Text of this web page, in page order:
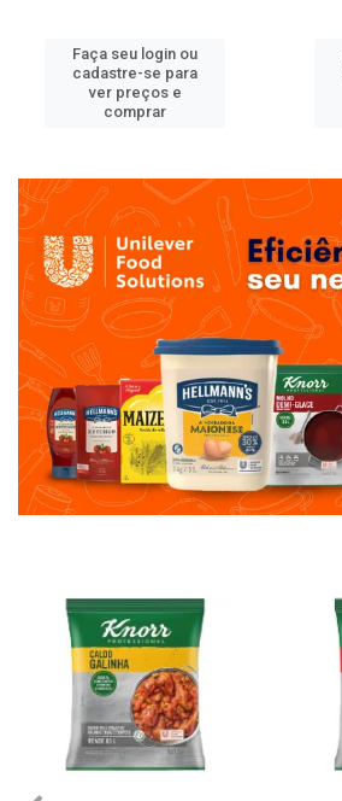
Faça seu login ou
cadastre-se para
ver preços e
comprar